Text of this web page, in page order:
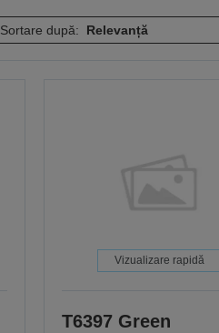
Sortare după:
Vizualizare rapidă
T6397 Green